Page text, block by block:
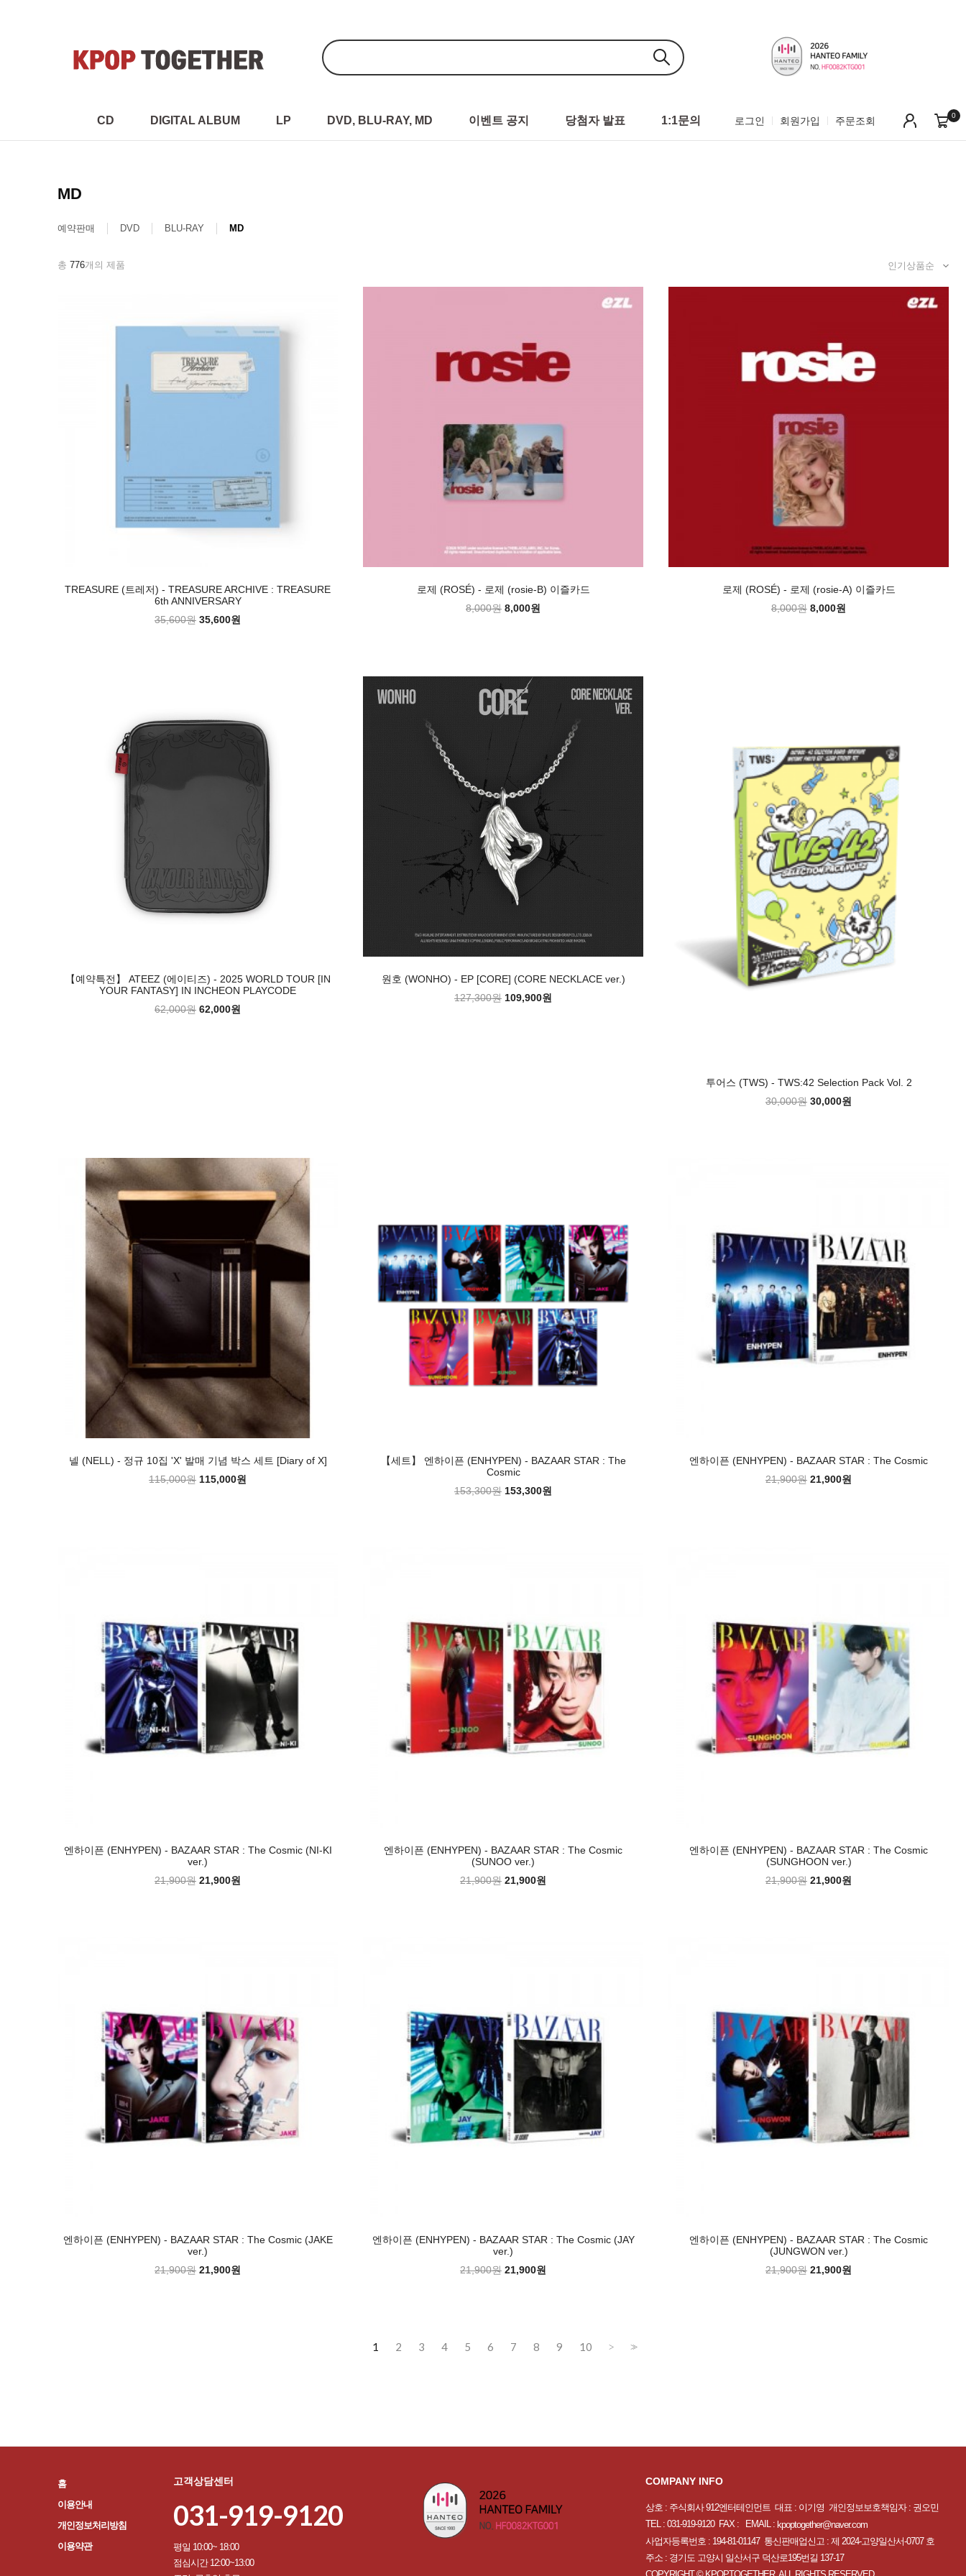
CD DIGITAL ALBUM LP DVD, BLU-RAY, MD 이벤트 공지 당첨자 발표 1:1문의 로그인 회원가입 주문조회 0
MD
예약판매 DVD BLU-RAY MD
총 776개의 제품
TREASURE (트레저) - TREASURE ARCHIVE : TREASURE
6th ANNIVERSARY
35,600원 35,600원
로제 (ROSÉ) - 로제 (rosie-B) 이즐카드
8,000원 8,000원
로제 (ROSÉ) - 로제 (rosie-A) 이즐카드
8,000원 8,000원
【예약특전】 ATEEZ (에이티즈) - 2025 WORLD TOUR [IN
YOUR FANTASY] IN INCHEON PLAYCODE
62,000원 62,000원
원호 (WONHO) - EP [CORE] (CORE NECKLACE ver.)
127,300원 109,900원
투어스 (TWS) - TWS:42 Selection Pack Vol. 2
30,000원 30,000원
넬 (NELL) - 정규 10집 'X' 발매 기념 박스 세트 [Diary of X]
115,000원 115,000원
【세트】 엔하이픈 (ENHYPEN) - BAZAAR STAR : The
Cosmic
153,300원 153,300원
엔하이픈 (ENHYPEN) - BAZAAR STAR : The Cosmic
21,900원 21,900원
엔하이픈 (ENHYPEN) - BAZAAR STAR : The Cosmic (NI-KI
ver.)
21,900원 21,900원
엔하이픈 (ENHYPEN) - BAZAAR STAR : The Cosmic
(SUNOO ver.)
21,900원 21,900원
엔하이픈 (ENHYPEN) - BAZAAR STAR : The Cosmic
(SUNGHOON ver.)
21,900원 21,900원
엔하이픈 (ENHYPEN) - BAZAAR STAR : The Cosmic (JAKE
ver.)
21,900원 21,900원
엔하이픈 (ENHYPEN) - BAZAAR STAR : The Cosmic (JAY
ver.)
21,900원 21,900원
엔하이픈 (ENHYPEN) - BAZAAR STAR : The Cosmic
(JUNGWON ver.)
21,900원 21,900원
1 2 3 4 5 6 7 8 9 10 > >>
홈
이용안내
개인정보처리방침
이용약관
고객상담센터
031-919-9120
평일 10:00~ 18:00
점심시간 12:00~13:00
COMPANY INFO
상호 : 주식회사 912엔터테인먼트 대표 : 이기영 개인정보보호책임자 : 권오민
TEL : 031-919-9120 FAX : EMAIL :kpoptogether@naver.com
사업자등록번호 : 194-81-01147 통신판매업신고 : 제 2024-고양일산서-0707 호
주소 : 경기도 고양시 일산서구 덕산로195번길 137-17